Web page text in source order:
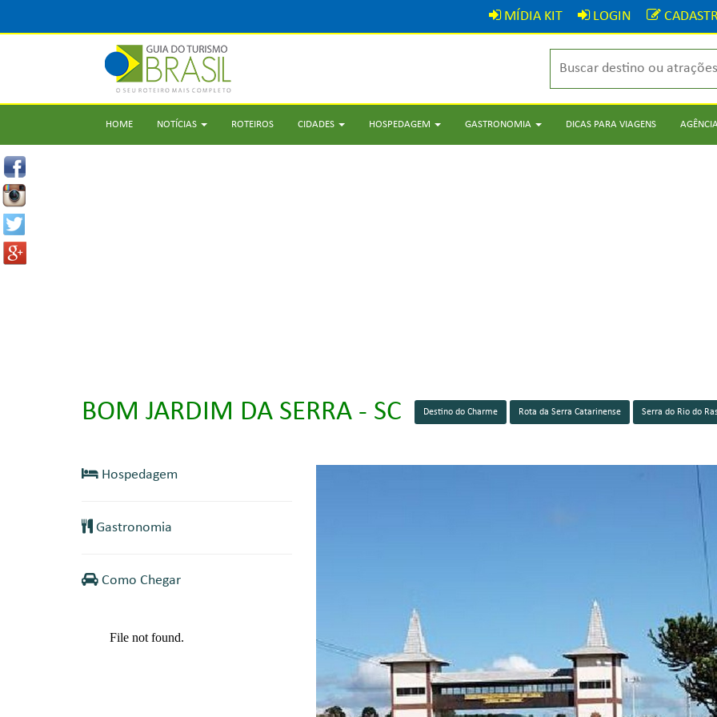
MÍDIA KIT LOGIN
HOME NOTÍCIAS ROTEIROS CIDADES HOSPEDAGEM GASTRONOMIA DICAS PARA VIAGENS
BOM JARDIM DA SERRA - SC Destino do Charme Rota da Serra Catarinense Serra do Rio do
Hospedagem
Gastronomia
Como Chegar